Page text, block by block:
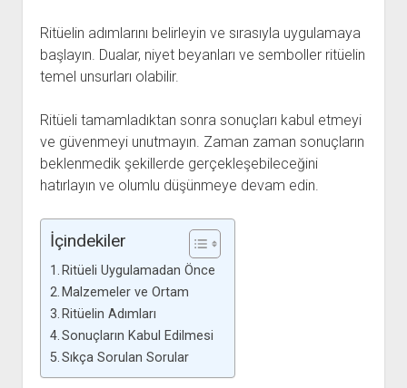
Ritüelin adımlarını belirleyin ve sırasıyla uygulamaya
başlayın. Dualar, niyet beyanları ve semboller ritüelin
temel unsurları olabilir.
Ritüeli tamamladıktan sonra sonuçları kabul etmeyi
ve güvenmeyi unutmayın. Zaman zaman sonuçların
beklenmedik şekillerde gerçekleşebileceğini
hatırlayın ve olumlu düşünmeye devam edin.
İçindekiler
Ritüeli Uygulamadan Önce
Malzemeler ve Ortam
Ritüelin Adımları
Sonuçların Kabul Edilmesi
Sıkça Sorulan Sorular